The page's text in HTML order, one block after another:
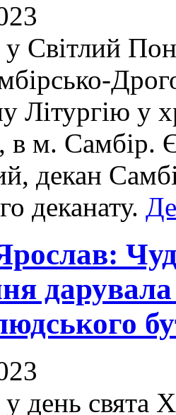
у Світлий
Літургію у
в м. Самбір.
декан
деканату.
дарувала
у день свята